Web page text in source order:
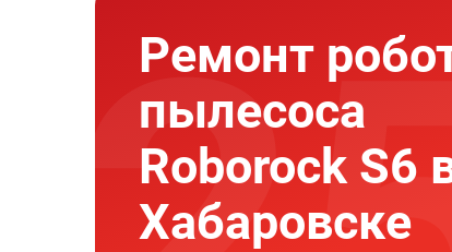
Ремонт
пылесоса
Roborock S6
Хабаровске